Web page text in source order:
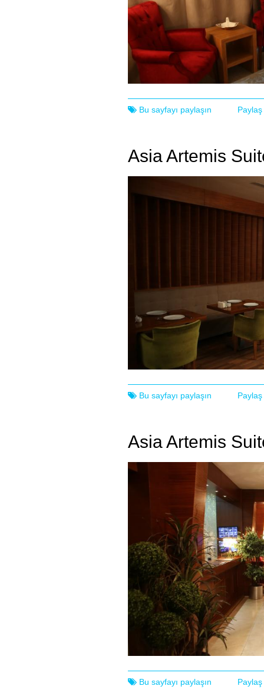
Bu sayfayı paylaşın Paylaş
Asia Artemis
Bu sayfayı paylaşın Paylaş
Asia Artemis
Bu sayfayı paylaşın Paylaş